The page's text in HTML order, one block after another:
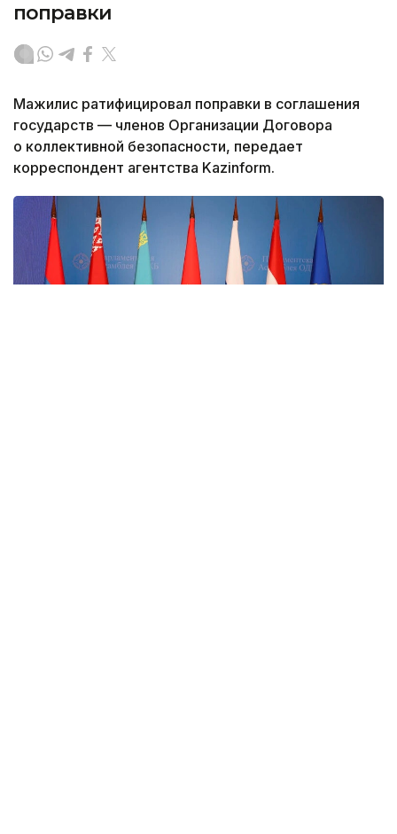
поправки
Мажилис ратифицировал поправки в соглашения
государств — членов Организации Договора
о коллективной безопасности, передает
корреспондент агентства Kazinform.